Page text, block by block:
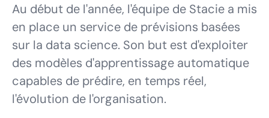
Au début de l'année, l'équipe de Stacie a mis
en place un service de prévisions basées
sur la data science. Son but est d'exploiter
des modèles d'apprentissage automatique
capables de prédire, en temps réel,
l'évolution de l'organisation.